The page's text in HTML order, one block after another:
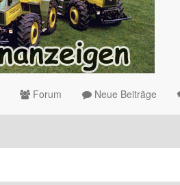
Forum Neue Beiträge